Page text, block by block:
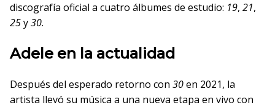
discografía oficial a cuatro álbumes de estudio: 19, 21,
25y30.
Adele en la actualidad
Después del esperado retorno con 30en 2021, la
artista llevó su música a una nueva etapa en vivo con